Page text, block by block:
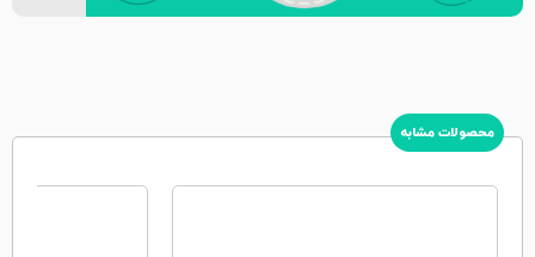
محصولات مشابه